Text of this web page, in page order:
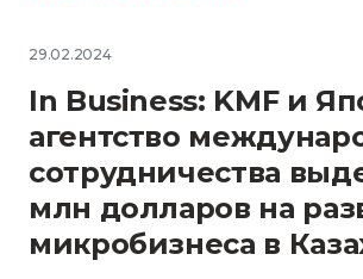
29.02.2024
In Business: KMF и
агентство
сотрудничества
млн долларов на
микробизнеса в